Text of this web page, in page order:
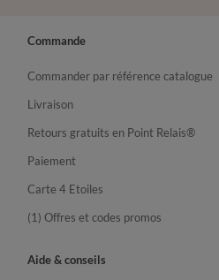
Commande
Commander par référence catalogue
Livraison
Retours gratuits en Point Relais®
Paiement
Carte 4 Etoiles
(1) Offres et codes promos
Aide & conseils